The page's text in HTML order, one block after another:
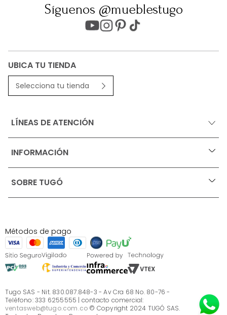
Síguenos @mueblestugo
UBICA TU TIENDA
Selecciona tu tienda
LÍNEAS DE ATENCIÓN
INFORMACIÓN +
Ofertas vigentes
Términos, condiciones y restricciones para productos
S.A.S
Términos, condiciones y restricciones Tugó S.A.S
Instructivo cuidado de muebles
Sé parte de Tugó
¿Quiénes somos?
Servicio al cliente
SOBRE TUGÓ +
¿Quieres vender en Tugó?
Métodos de pago
Tugo SAS - Nit. 830.087.848-3 - Av Cra 68 No. 80-76 -
Teléfono: 333 6255555 | contacto comercial:
ventasweb@tugo.com.co © Copyright 2024 TUGÓ SAS.